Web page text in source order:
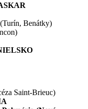
(Turín, Benátky)
Saint-Brieuc)